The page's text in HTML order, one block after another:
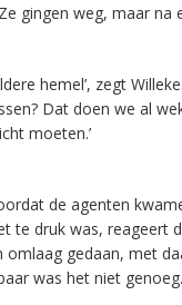
gingen weg, maar
hemel’, zegt
Dat doen we al
moeten.’
de agenten
te druk was, reageert
gedaan, met
was het niet